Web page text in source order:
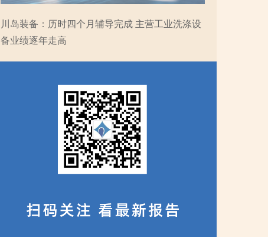
川岛装备：历时四个月辅导完成 主营工业洗涤设
备业绩逐年走高